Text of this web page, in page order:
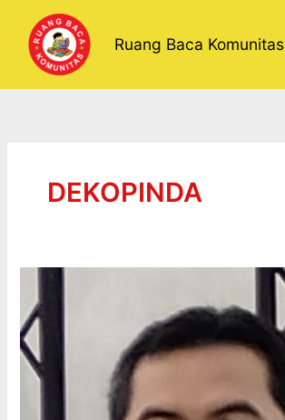
konten
Ruang Baca Komunitas
DEKOPINDA
INSAN
KOPERASI
WUJUDKAN
BANJAR